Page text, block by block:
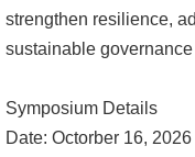
國
際
strengthen resilience,
sustainable
Symposium Details
Date: Octorber 16,